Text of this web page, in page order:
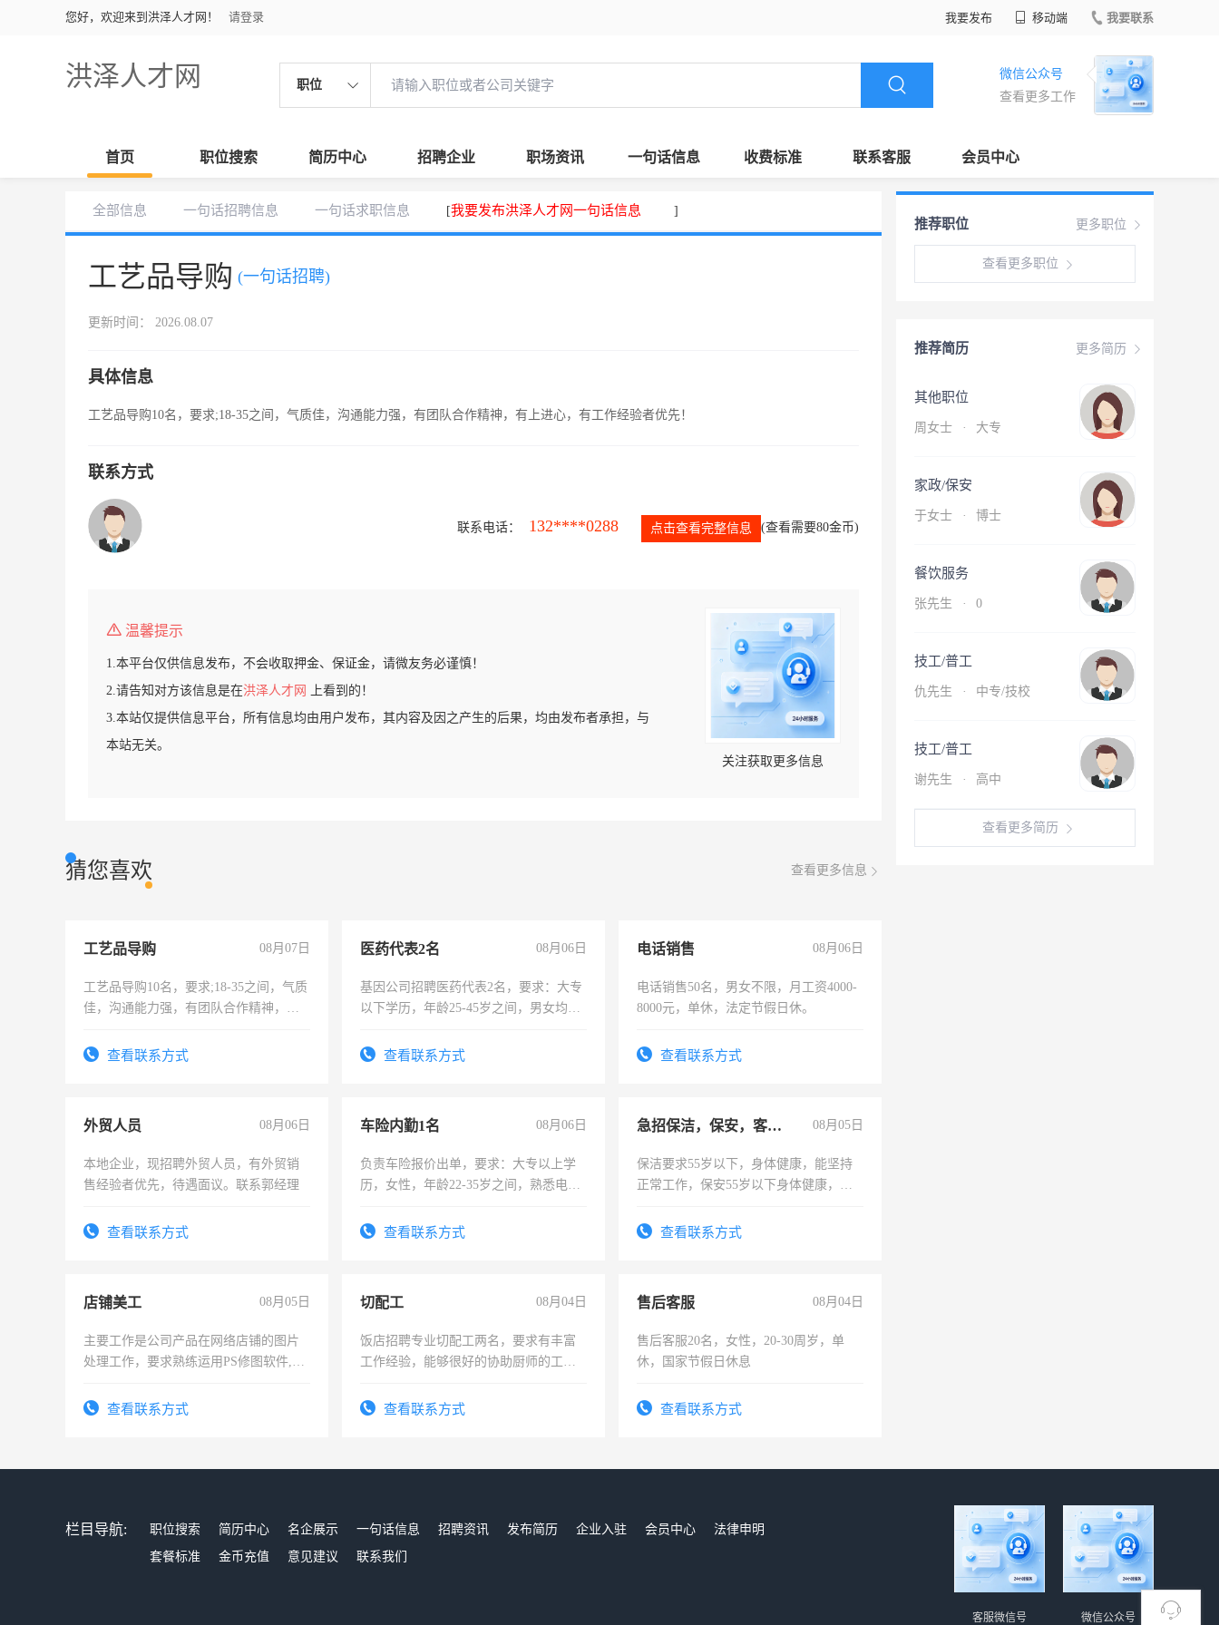
您好，欢迎来到洪泽人才网！ 请登录 我要发布 移动端 我要联系
洪泽人才网 职位
微信公众号
查看更多工作
首页 职位搜索 简历中心 招聘企业 职场资讯 一句话信息 收费标准 联系客服 会员中心
全部信息 一句话招聘信息 一句话求职信息 [我要发布洪泽人才网一句话信息 ]
工艺品导购 (一句话招聘)
更新时间： 2026.08.07
具体信息
工艺品导购10名，要求;18-35之间，气质佳，沟通能力强，有团队合作精神，有上进心，有工作经验者优先！
联系方式
联系电话： 132****0288 点击查看完整信息 (查看需要80金币)
温馨提示
1.本平台仅供信息发布，不会收取押金、保证金，请微友务必谨慎！
2.请告知对方该信息是在洪泽人才网
上看到的！
3.本站仅提供信息平台，所有信息均由用户发布，其内容及因之产生的后果，均由发布者承担，与
本站无关。
关注获取更多信息
猜您喜欢 查看更多信息
工艺品导购 08月07日
工艺品导购10名，要求;18-35之间，气质
佳，沟通能力强，有团队合作精神，有
查看联系方式
医药代表2名 08月06日
基因公司招聘医药代表2名，要求：大专
以下学历，年龄25-45岁之间，男女均
表或者有医学资质的优先，底薪+绩效，
查看联系方式
电话销售 08月06日
电话销售50名，男女不限，月工资4000-
8000元，单休，法定节假日休。
查看联系方式
外贸人员 08月06日
本地企业，现招聘外贸人员，有外贸销
售经验者优先，待遇面议。联系郭经理
查看联系方式
车险内勤1名 08月06日
负责车险报价出单，要求：大专以上学
历，女性，年龄22-35岁之间，熟悉电脑
试用期1-3个月，转正后交纳五险，
查看联系方式
急招保洁，保安，客服，工程 08月05日
保洁要求55岁以下，身体健康，能坚持
正常工作，保安55岁以下身体健康，有
录，客服要求45岁以下高中以上文化，
查看联系方式
店铺美工 08月05日
主要工作是公司产品在网络店铺的图片
处理工作，要求熟练运用PS修图软件,工
查看联系方式
切配工 08月04日
饭店招聘专业切配工两名，要求有丰富
工作经验，能够很好的协助厨师的工
4500。查看联系方式
售后客服 08月04日
售后客服20名，女性，20-30周岁，单
休，国家节假日休息
查看联系方式
更多职位
推荐职位
查看更多职位
更多简历
推荐简历
其他职位
周女士 · 大专
家政/保安
于女士 · 博士
餐饮服务
张先生 · 0
技工/普工
仇先生 · 中专/技校
技工/普工
谢先生 · 高中
查看更多简历
栏目导航: 职位搜索 简历中心 名企展示 一句话信息 招聘资讯 发布简历 企业入驻 会员中心
法律申明
套餐标准
金币充值 意见建议 联系我们
微信公众号
客服微信号